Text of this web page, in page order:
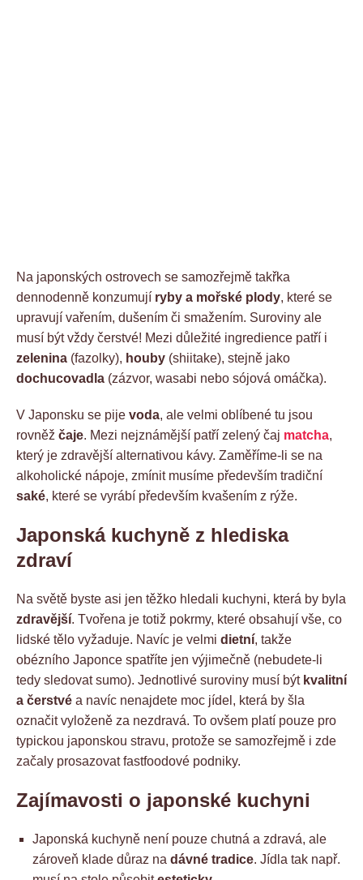
Na japonských ostrovech se samozřejmě takřka
dennodenně konzumují ryby a mořské plody, které se
upravují vařením, dušením či smažením. Suroviny ale
musí být vždy čerstvé! Mezi důležité ingredience patří i
zelenina (fazolky), houby (shiitake), stejně jako
dochucovadla (zázvor, wasabi nebo sójová omáčka).
V Japonsku se pije voda, ale velmi oblíbené tu jsou
rovněž čaje. Mezi nejznámější patří zelený čaj matcha,
který je zdravější alternativou kávy. Zaměříme-li se na
alkoholické nápoje, zmínit musíme především tradiční
saké, které se vyrábí především kvašením z rýže.
Japonská kuchyně z hlediska
zdraví
Na světě byste asi jen těžko hledali kuchyni, která by byla
zdravější. Tvořena je totiž pokrmy, které obsahují vše, co
lidské tělo vyžaduje. Navíc je velmi dietní, takže
obézního Japonce spatříte jen výjimečně (nebudete-li
tedy sledovat sumo). Jednotlivé suroviny musí být kvalitní
a čerstvé a navíc nenajdete moc jídel, která by šla
označit vyloženě za nezdravá. To ovšem platí pouze pro
typickou japonskou stravu, protože se samozřejmě i zde
začaly prosazovat fastfoodové podniky.
Zajímavosti o japonské kuchyni
Japonská kuchyně není pouze chutná a zdravá, ale
zároveň klade důraz na dávné tradice. Jídla tak např.